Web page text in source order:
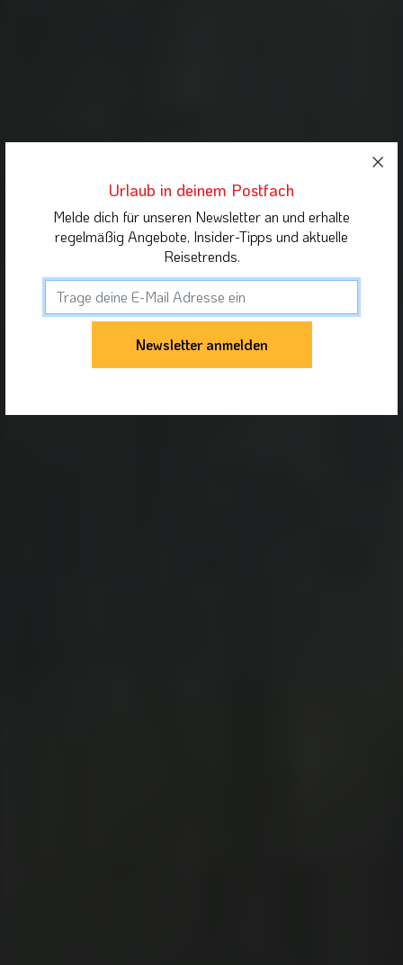
Urlaub in deinem Postfach
Melde dich für unseren Newsletter an und erhalte
regelmäßig Angebote, Insider-Tipps und aktuelle
Reisetrends.